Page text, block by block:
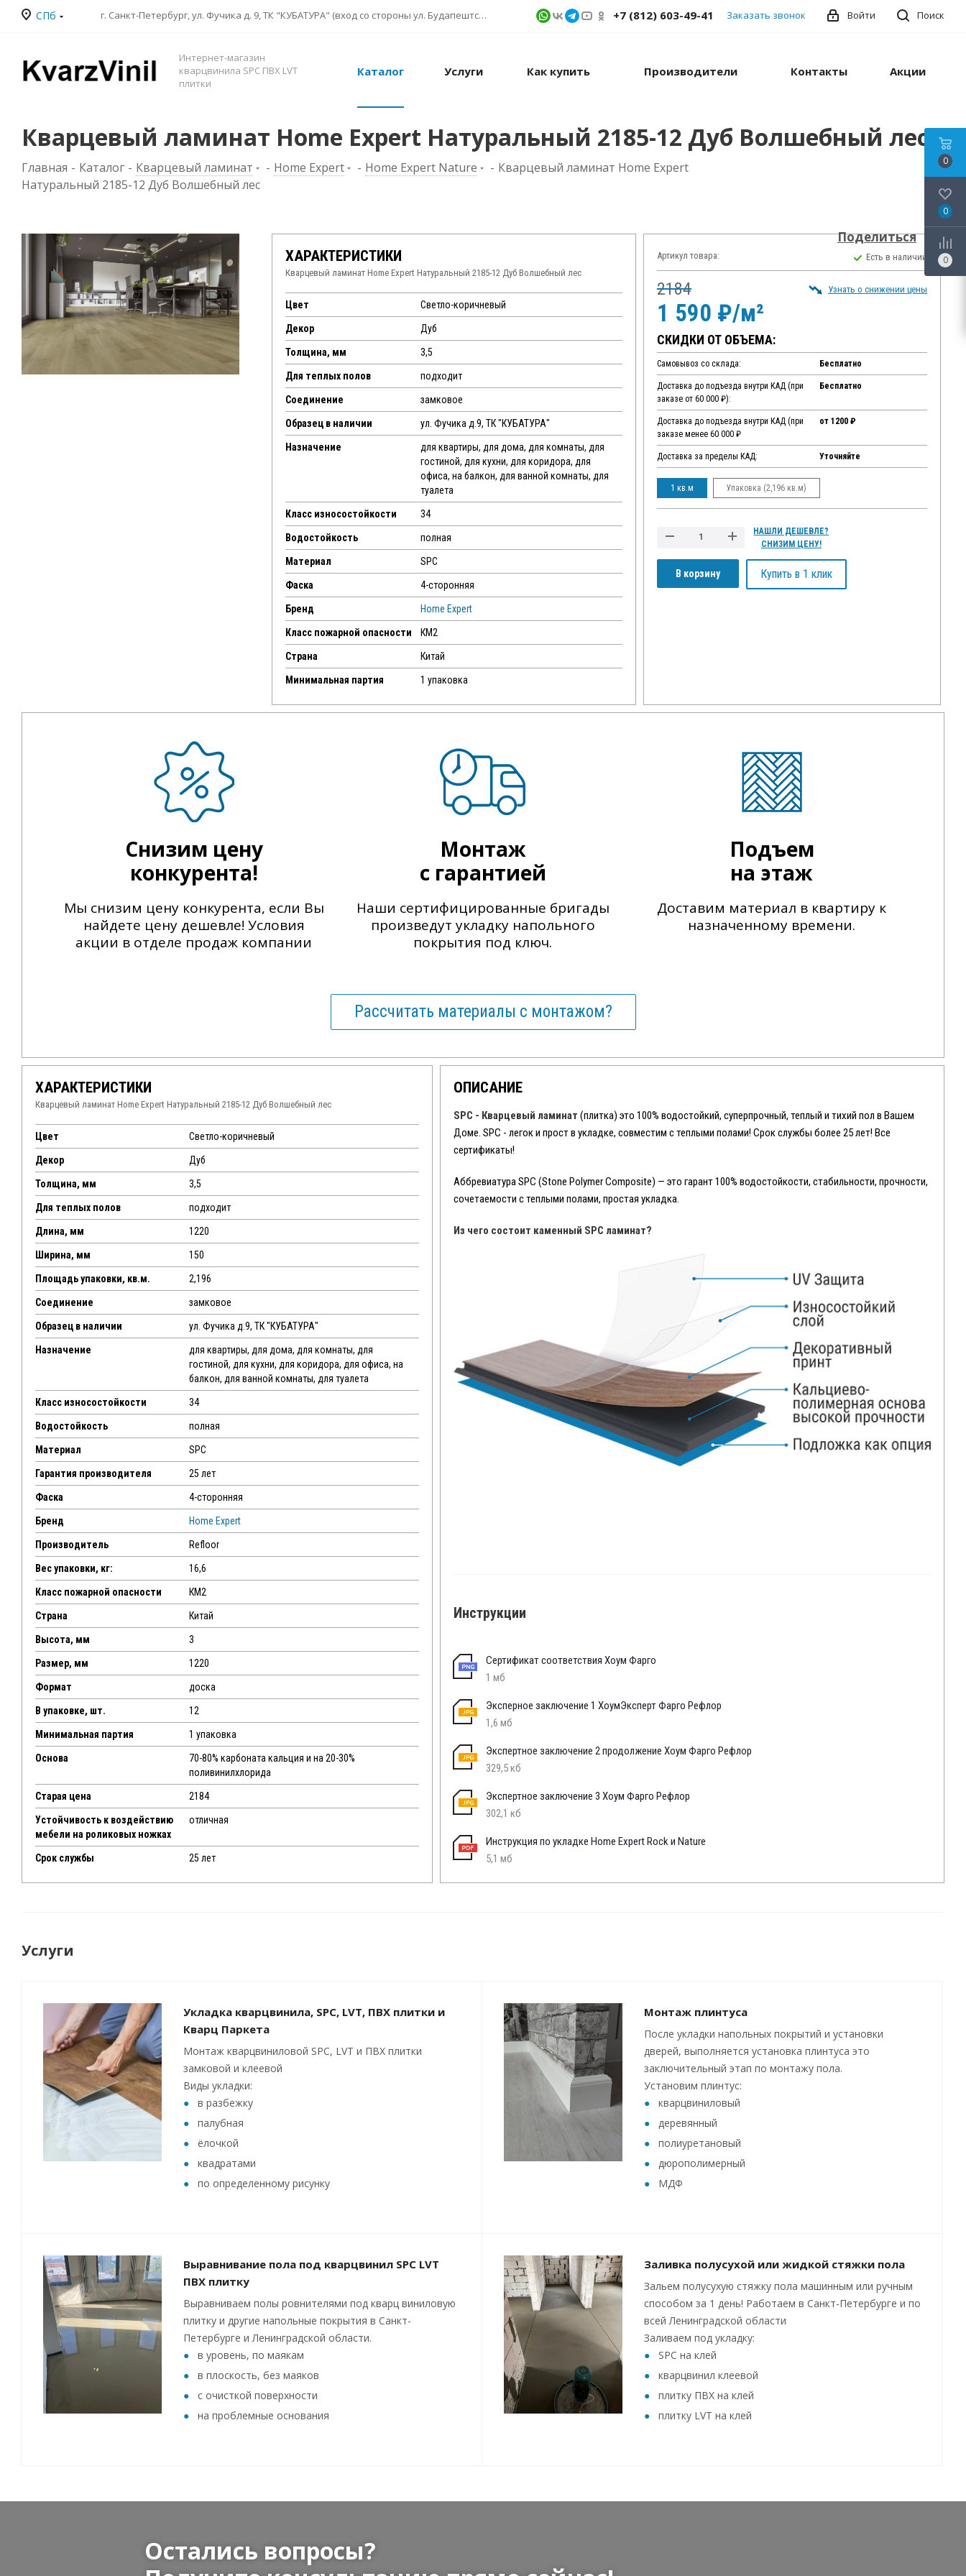
СПб г. Санкт-Петербург, ул. Фучика д. 9, ТК "КУБАТУРА" (вход со стороны ул. Будапештской) № 1в.541 Поиск
Войти
+7 (812) 603-49-41 Заказать звонок
Интернет-магазин
кварцвинила SPC ПВХ LVT
плитки
Каталог Услуги Как купить Производители Контакты Акции
Кварцевый ламинат Home Expert Натуральный 2185-12 Дуб Волшебный лес
Главная - Каталог - Кварцевый ламинат - Home Expert - Home Expert Nature - Кварцевый ламинат Home Expert
Натуральный 2185-12 Дуб Волшебный лес
Поделиться
ХАРАКТЕРИСТИКИ
Кварцевый ламинат Home Expert Натуральный 2185-12 Дуб Волшебный лес
Цвет Светло-коричневый
Декор Дуб
Толщина, мм 3,5
Для теплых полов подходит
Соединение замковое
Образец в наличии ул. Фучика д.9, ТК "КУБАТУРА"
Назначение
для квартиры, для дома, для комнаты, для
гостиной, для кухни, для коридора, для
офиса, на балкон, для ванной комнаты, для
туалета
Класс износостойкости 34
Водостойкость полная
Материал SPC
Фаска 4-сторонняя
Бренд Home Expert
Класс пожарной опасности КМ2
Страна Китай
Минимальная партия 1 упаковка
Артикул товара: Есть в наличии
2184
1 590 ₽/м²
Узнать о снижении цены
СКИДКИ ОТ ОБЪЕМА:
Самовывоз со склада: Бесплатно
Доставка до подъезда внутри КАД (при
заказе от 60 000 ₽):
Бесплатно
Доставка до подъезда внутри КАД (при
заказе менее 60 000 ₽
от 1200 ₽
Доставка за пределы КАД: Уточняйте
1 кв.м Упаковка (2,196 кв.м)
В корзину
НАШЛИ ДЕШЕВЛЕ?
СНИЗИМ ЦЕНУ!
Купить в 1 клик
Снизим цену
конкурента!
Мы снизим цену конкурента, если Вы
найдете цену дешевле! Условия
акции в отделе продаж компании
Монтаж
с гарантией
Наши сертифицированные бригады
произведут укладку напольного
покрытия под ключ.
Подъем
на этаж
Доставим материал в квартиру к
назначенному времени.
Рассчитать материалы с монтажом?
ХАРАКТЕРИСТИКИ
Кварцевый ламинат Home Expert Натуральный 2185-12 Дуб Волшебный лес
Цвет Светло-коричневый
Декор Дуб
Толщина, мм 3,5
Для теплых полов подходит
Длина, мм 1220
Ширина, мм 150
Площадь упаковки, кв.м. 2,196
Соединение замковое
Образец в наличии ул. Фучика д.9, ТК "КУБАТУРА"
Назначение
для квартиры, для дома, для комнаты, для
гостиной, для кухни, для коридора, для офиса, на
балкон, для ванной комнаты, для туалета
Класс износостойкости 34
Водостойкость полная
Материал SPC
Гарантия производителя 25 лет
Фаска 4-сторонняя
Бренд Home Expert
Производитель Refloor
Вес упаковки, кг: 16,6
Класс пожарной опасности КМ2
Страна Китай
Высота, мм 3
Размер, мм 1220
Формат доска
В упаковке, шт. 12
Минимальная партия 1 упаковка
Основа
70-80% карбоната кальция и на 20-30%
поливинилхлорида
Старая цена 2184
Устойчивость к воздействию
мебели на роликовых ножках
отличная
Срок службы 25 лет
ОПИСАНИЕ
SPC - Кварцевый ламинат (плитка) это 100% водостойкий, суперпрочный, теплый и тихий пол в Вашем
Доме. SPC - легок и прост в укладке, совместим с теплыми полами! Срок службы более 25 лет! Все
сертификаты!
Аббревиатура SPC (Stone Polymer Composite) — это гарант 100% водостойкости, стабильности, прочности,
сочетаемости с теплыми полами, простая укладка.
Из чего состоит каменный SPC ламинат?
Инструкции
Сертификат соответствия Хоум Фарго
1 мб
Эксперное заключение 1 ХоумЭксперт Фарго Рефлор
1,6 мб
Экспертное заключение 2 продолжение Хоум Фарго Рефлор
329,5 кб
Экспертное заключение 3 Хоум Фарго Рефлор
302,1 кб
Инструкция по укладке Home Expert Rock и Nature
5,1 мб
Услуги
Укладка кварцвинила, SPC, LVT, ПВХ плитки и
Кварц Паркета
Монтаж кварцвиниловой SPC, LVT и ПВХ плитки
замковой и клеевой
Виды укладки:
в разбежку
палубная
ёлочкой
квадратами
по определенному рисунку
Монтаж плинтуса
После укладки напольных покрытий и установки
дверей, выполняется установка плинтуса это
заключительный этап по монтажу пола.
Установим плинтус:
кварцвиниловый
деревянный
полиуретановый
дюрополимерный
МДФ
Выравнивание пола под кварцвинил SPC LVT
ПВХ плитку
Выравниваем полы ровнителями под кварц виниловую
плитку и другие напольные покрытия в Санкт-
Петербурге и Ленинградской области.
в уровень, по маякам
в плоскость, без маяков
с очисткой поверхности
на проблемные основания
Заливка полусухой или жидкой стяжки пола
Зальем полусухую стяжку пола машинным или ручным
способом за 1 день! Работаем в Санкт-Петербурге и по
всей Ленинградской области
Заливаем под укладку:
SPC на клей
кварцвинил клеевой
плитку ПВХ на клей
плитку LVT на клей
Остались вопросы?
0
0
0